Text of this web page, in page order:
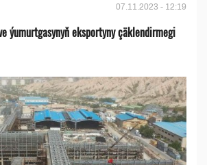
07.11.2023 - 12:19
ýumurtgasynyň eksportyny çäklendirmegi